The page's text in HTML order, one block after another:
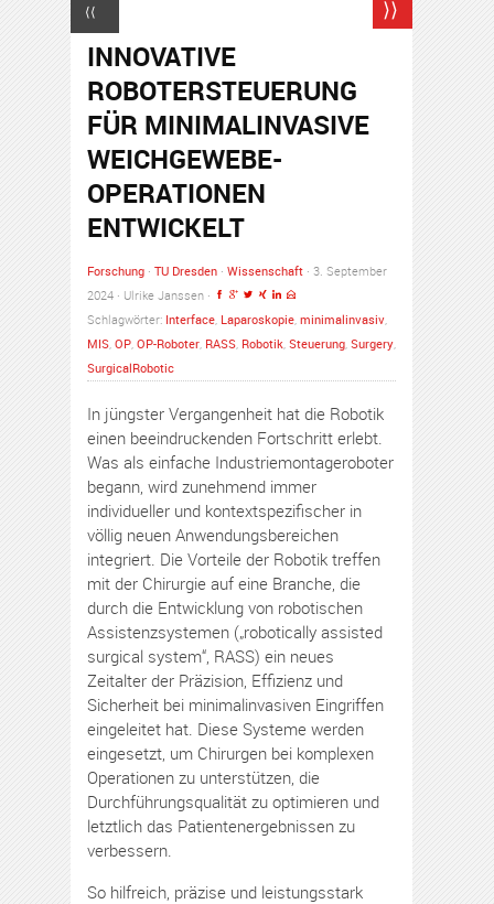
⟨⟨ ⟩⟩
INNOVATIVE
ROBOTERSTEUERUNG
FÜR MINIMALINVASIVE
WEICHGEWEBE-
OPERATIONEN
ENTWICKELT
Forschung · TU Dresden · Wissenschaft · 3. September
2024 · Ulrike Janssen ·
Schlagwörter: Interface, Laparoskopie, minimalinvasiv,
MIS, OP, OP-Roboter, RASS, Robotik, Steuerung, Surgery,
SurgicalRobotic
In jüngster Vergangenheit hat die Robotik
einen beeindruckenden Fortschritt erlebt.
Was als einfache Industriemontageroboter
begann, wird zunehmend immer
individueller und kontextspezifischer in
völlig neuen Anwendungsbereichen
integriert. Die Vorteile der Robotik treffen
mit der Chirurgie auf eine Branche, die
durch die Entwicklung von robotischen
Assistenzsystemen („robotically assisted
surgical system“, RASS) ein neues
Zeitalter der Präzision, Effizienz und
Sicherheit bei minimalinvasiven Eingriffen
eingeleitet hat. Diese Systeme werden
eingesetzt, um Chirurgen bei komplexen
Operationen zu unterstützen, die
Durchführungsqualität zu optimieren und
letztlich das Patientenergebnissen zu
verbessern.
So hilfreich, präzise und leistungsstark